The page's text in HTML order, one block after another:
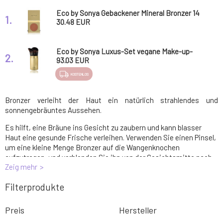
1.
Eco by Sonya Gebackener Mineral Bronzer 14
g
30.48 EUR
2.
KOSTENLOS
Eco by Sonya Luxus-Set vegane Make-up-
Pinsel 12 Stk.
93.03 EUR
Bronzer verleiht der Haut ein natürlich strahlendes und
sonnengebräuntes Aussehen.
Es hilft, eine Bräune ins Gesicht zu zaubern und kann blasser
Haut eine gesunde Frische verleihen. Verwenden Sie einen Pinsel,
um eine kleine Menge Bronzer auf die Wangenknochen
aufzutragen, und verblenden Sie ihn von der Gesichtsmitte nach
außen.
Zeig mehr
Filterprodukte
Preis Hersteller